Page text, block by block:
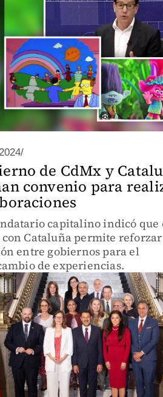
de CdMx y
convenio para
capitalino indicó que
Cataluña permite
entre gobiernos para el
de experiencias.